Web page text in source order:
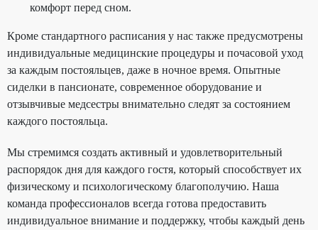
комфорт перед сном.
Кроме стандартного расписания у нас также предусмотрены
индивидуальные медицинские процедуры и почасовой уход
за каждым постояльцев, даже в ночное время. Опытные
сиделки в пансионате, современное оборудование и
отзывчивые медсестры внимательно следят за состоянием
каждого постояльца.
Мы стремимся создать активный и удовлетворительный
распорядок дня для каждого гостя, который способствует их
физическому и психологическому благополучию. Наша
команда профессионалов всегда готова предоставить
индивидуальное внимание и поддержку, чтобы каждый день